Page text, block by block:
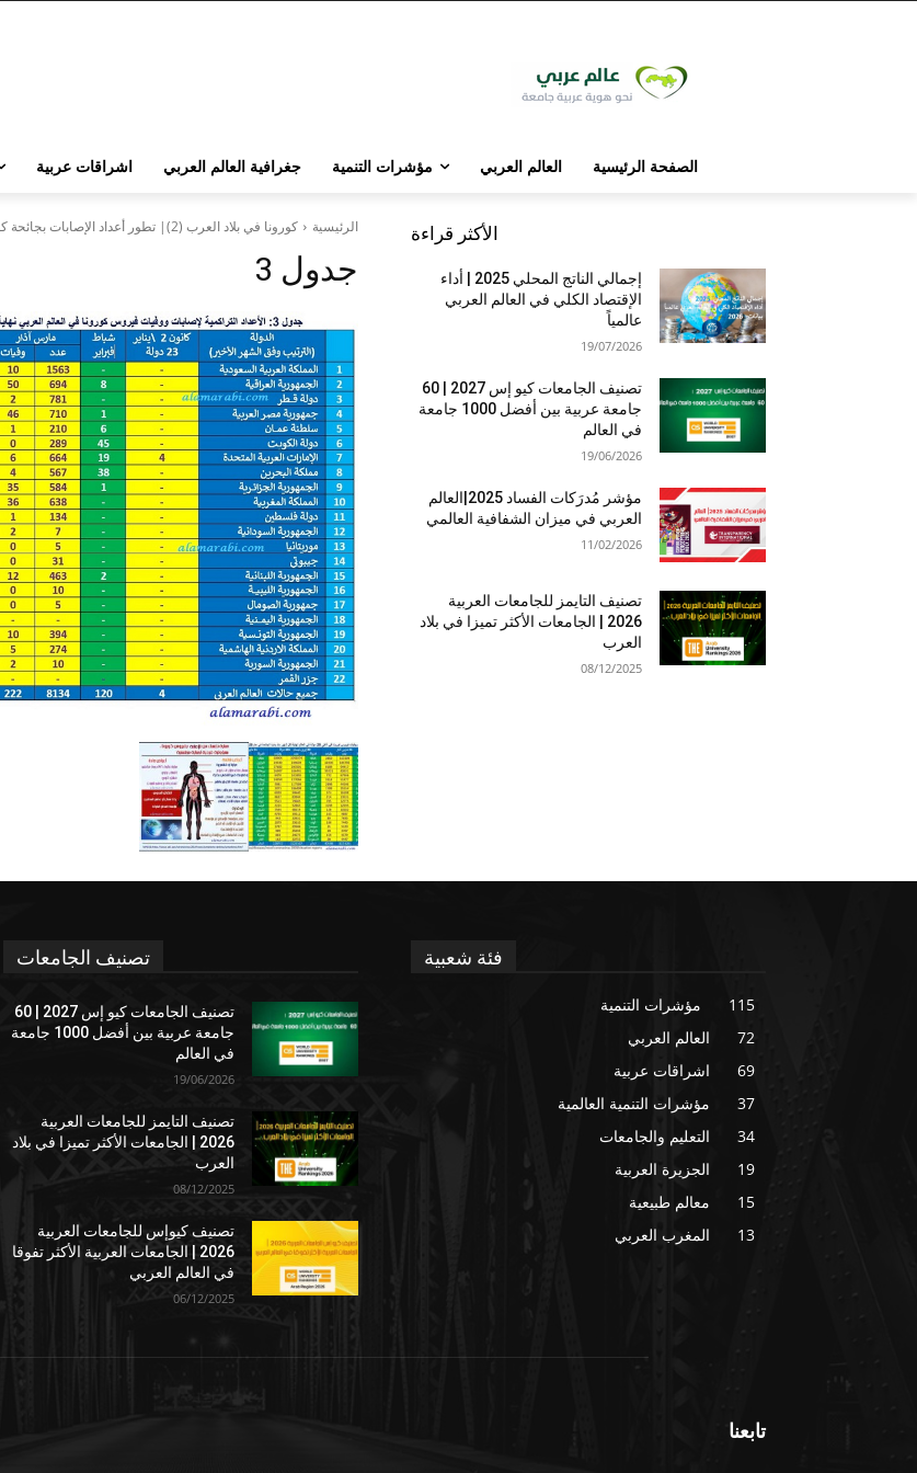
الصفحة الرئيسية العالم العربي مؤشرات التنمية جغرافية العالم العربي اشراقات عربية
الرئيسية كورونا في بلاد العرب (2)| تطور أعداد الإصابات بجائحة كورونا عربياً وعالمياً (يناير – أغسطس 2020)
جدول 3
الأكثر قراءة
إجمالي الناتج المحلي 2025 | أداء
الإقتصاد الكلي في العالم العربي
عالمياً
19/07/2026
تصنيف الجامعات كيو إس 2027 | 60
جامعة عربية بين أفضل 1000 جامعة
في العالم
19/06/2026
مؤشر مُدرَكات الفساد 2025|العالم
العربي في ميزان الشفافية العالمي
11/02/2026
تصنيف التايمز للجامعات العربية
2026 | الجامعات الأكثر تميزا في بلاد
العرب
08/12/2025
تصنيف الجامعات
تصنيف الجامعات كيو إس 2027 | 60
جامعة عربية بين أفضل 1000 جامعة
في العالم
19/06/2026
تصنيف التايمز للجامعات العربية
2026 | الجامعات الأكثر تميزا في بلاد
العرب
08/12/2025
تصنيف كيوإس للجامعات العربية
2026 | الجامعات العربية الأكثر تفوقا
في العالم العربي
06/12/2025
فئة شعبية
مؤشرات التنمية
115
العالم العربي
72
اشراقات عربية
69
مؤشرات التنمية العالمية
37
التعليم والجامعات
34
الجزيرة العربية
19
معالم طبيعية
15
المغرب العربي
13
تابعنا